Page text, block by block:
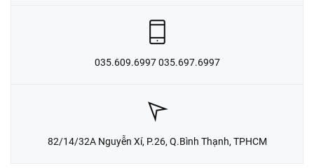
035.609.6997 035.697.6997
82/14/32A Nguyễn Xí, P.26, Q.Bình Thạnh, TPHCM